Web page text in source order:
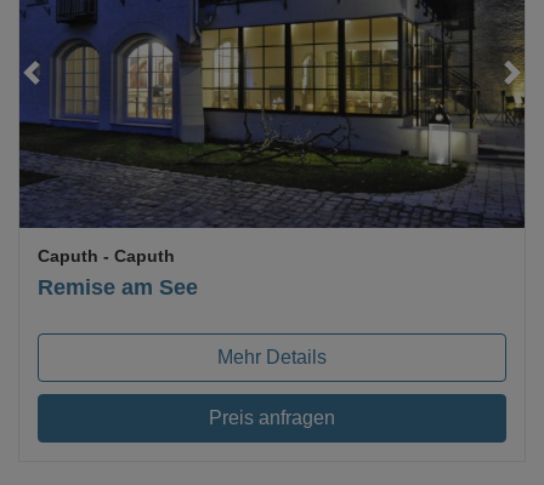
Loading...
Remise am See
Caputh - Caputh
Mehr Details
Preis anfragen